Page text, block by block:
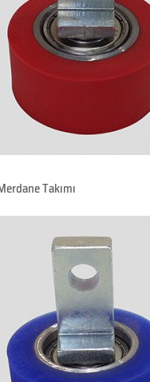
Takımı